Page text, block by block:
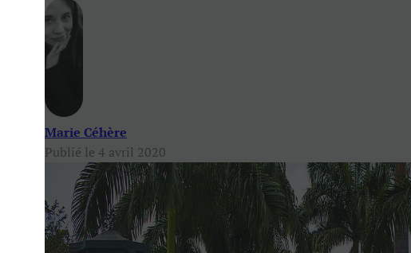
Marie Céhère
Publié le 4 avril 2020